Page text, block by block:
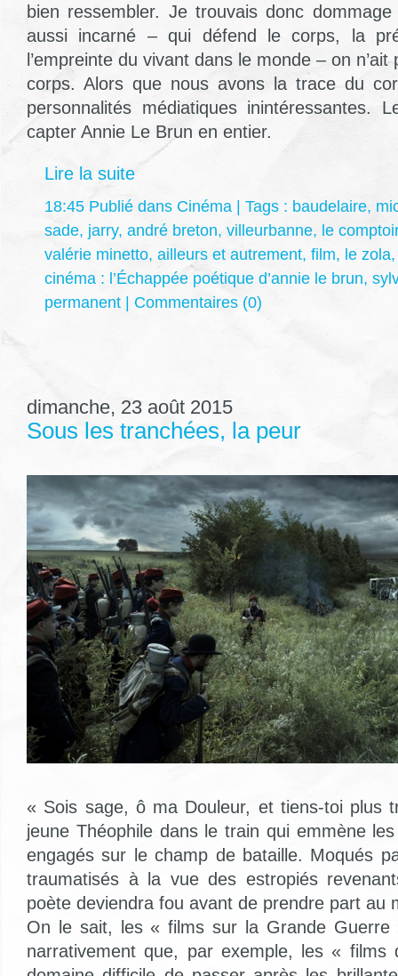
bien ressembler. Je trouvais donc
aussi incarné – qui défend le corps, la
l’empreinte du vivant dans le monde – on
corps. Alors que nous avons la trace du
personnalités médiatiques inintéressantes.
capter Annie Le Brun en entier.
Lire la suite
18:45 Publié dans Cinéma | Tags : baudelaire,
sade, jarry, andré breton, villeurbanne, le comptoir
valérie minetto, ailleurs et autrement, film, le zola
cinéma : l’Échappée poétique d’annie le brun,
permanent | Commentaires (0)
dimanche, 23 août 2015
Sous les tranchées, la peur
« Sois sage, ô ma Douleur, et tiens-toi plus
jeune Théophile dans le train qui emmène
engagés sur le champ de bataille. Moqués
traumatisés à la vue des estropiés
poète deviendra fou avant de prendre part au
On le sait, les « films sur la Grande Guerre
narrativement que, par exemple, les « films